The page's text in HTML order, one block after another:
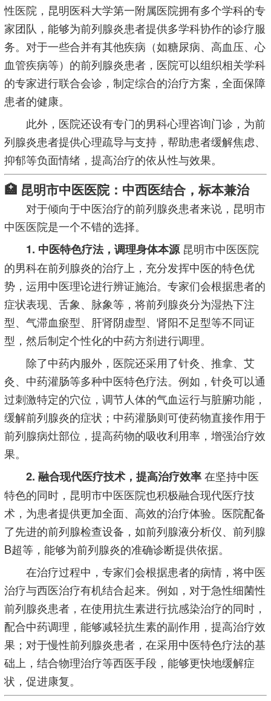
性医院，昆明医科大学第一附属医院拥有多个学科的专
家团队，能够为前列腺炎患者提供多学科协作的诊疗服
务。对于一些合并有其他疾病（如糖尿病、高血压、心
血管疾病等）的前列腺炎患者，医院可以组织相关学科
的专家进行联合会诊，制定综合的治疗方案，全面保障
患者的健康。
此外，医院还设有专门的男科心理咨询门诊，为前
列腺炎患者提供心理疏导与支持，帮助患者缓解焦虑、
抑郁等负面情绪，提高治疗的依从性与效果。
🏥 昆明市中医医院：中西医结合，标本兼治
对于倾向于中医治疗的前列腺炎患者来说，昆明市
中医医院是一个不错的选择。
1. 中医特色疗法，调理身体本源 昆明市中医医院
的男科在前列腺炎的治疗上，充分发挥中医的特色优
势，运用中医理论进行辨证施治。专家们会根据患者的
症状表现、舌象、脉象等，将前列腺炎分为湿热下注
型、气滞血瘀型、肝肾阴虚型、肾阳不足型等不同证
型，然后制定个性化的中药方剂进行调理。
除了中药内服外，医院还采用了针灸、推拿、艾
灸、中药灌肠等多种中医特色疗法。例如，针灸可以通
过刺激特定的穴位，调节人体的气血运行与脏腑功能，
缓解前列腺炎的症状；中药灌肠则可使药物直接作用于
前列腺病灶部位，提高药物的吸收利用率，增强治疗效
果。
2. 融合现代医疗技术，提高治疗效率在坚持中医
特色的同时，昆明市中医医院也积极融合现代医疗技
术，为患者提供更加全面、高效的治疗体验。医院配备
了先进的前列腺检查设备，如前列腺液分析仪、前列腺
B超等，能够为前列腺炎的准确诊断提供依据。
在治疗过程中，专家们会根据患者的病情，将中医
治疗与西医治疗有机结合起来。例如，对于急性细菌性
前列腺炎患者，在使用抗生素进行抗感染治疗的同时，
配合中药调理，能够减轻抗生素的副作用，提高治疗效
果；对于慢性前列腺炎患者，在采用中医特色疗法的基
础上，结合物理治疗等西医手段，能够更快地缓解症
状，促进康复。